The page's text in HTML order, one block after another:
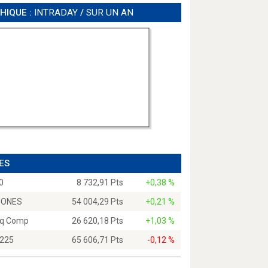
: INTRADAY /SUR UN AN
8 732,91 Pts
+0,38 %
54 004,29 Pts
+0,21 %
Comp
26 620,18 Pts
+1,03 %
65 606,71 Pts -0,12 %